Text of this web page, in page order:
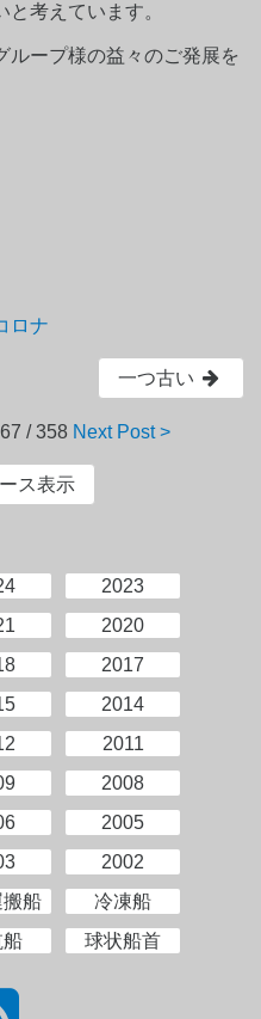
考えています。
ループ様の益々のご発展を
ロナ
一つ古い
67 / 358 Next Post >
ス表示
2023
2020
2017
2014
2011
2008
2005
2002
搬船
冷凍船
船 球状船首